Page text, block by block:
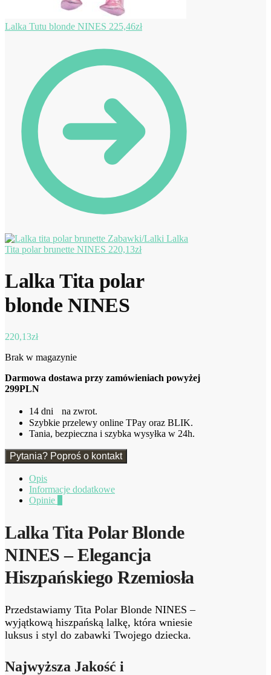
Lalka Tutu blonde NINES 225,46zł
Lalka
Tita polar brunette NINES 220,13zł
Lalka Tita polar
blonde NINES
220,13zł
Brak w magazynie
Darmowa dostawa przy zamówieniach powyżej
299PLN
14 dni na zwrot.
Szybkie przelewy online TPay oraz BLIK.
Tania, bezpieczna i szybka wysyłka w 24h.
Pytania? Poproś o kontakt
Opis
Informacje dodatkowe
Opinie
Lalka Tita Polar Blonde
NINES – Elegancja
Hiszpańskiego Rzemiosła
Przedstawiamy Tita Polar Blonde NINES –
wyjątkową hiszpańską lalkę, która wniesie
luksus i styl do zabawki Twojego dziecka.
Najwyższa Jakość i